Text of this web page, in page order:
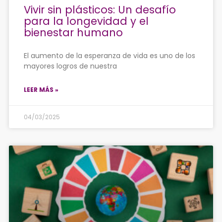
Vivir sin plásticos: Un desafío
para la longevidad y el
bienestar humano
El aumento de la esperanza de vida es uno de los
mayores logros de nuestra
LEER MÁS »
04/03/2025